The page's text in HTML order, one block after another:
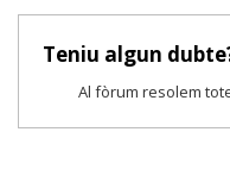
Teniu algun
Al fòrum resolem